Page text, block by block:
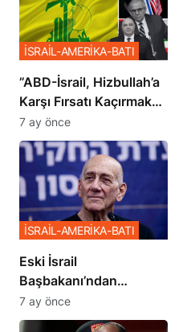
​​​​​​​”ABD-İsrail, Hizbullah’a
Karşı Fırsatı Kaçırmak
İstemiyor”
İSRAİL-AMERİKA-BATI
7 ay önce
Eski İsrail
Başbakanı’ndan
Netanyahu’ya Ağır
Sözler
İSRAİL-AMERİKA-BATI
7 ay önce